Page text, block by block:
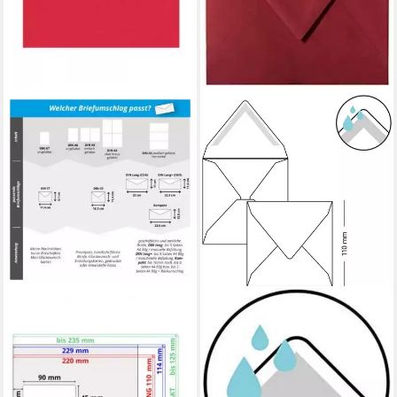
Designbriefumschläge (C6,
ohne Fenster, 80g, 5 Stück),
Recycelt, haftklebend &
BRIEFUMSCHLÄGE24PLUS
Briefumschlag 25 St. 11 x 11
cm Briefumschläge
Quadratisch feuchtklebend
Bordeaux, 11 x 11 mm